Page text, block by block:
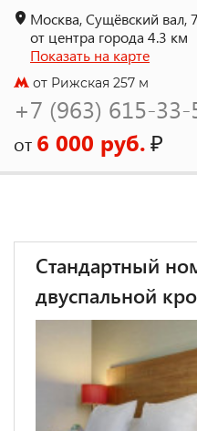
Москва, Сущёвский вал,
от центра города 4.3 км
Показать на карте
от Рижская 257 м
+7 (963) 615-33-
от 6 000 руб.₽
Cтандартный
двуспальной